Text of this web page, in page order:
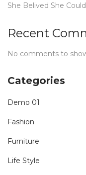
She Belived She Could
Recent
No comments to
Categories
Demo 01
Fashion
Furniture
Life Style